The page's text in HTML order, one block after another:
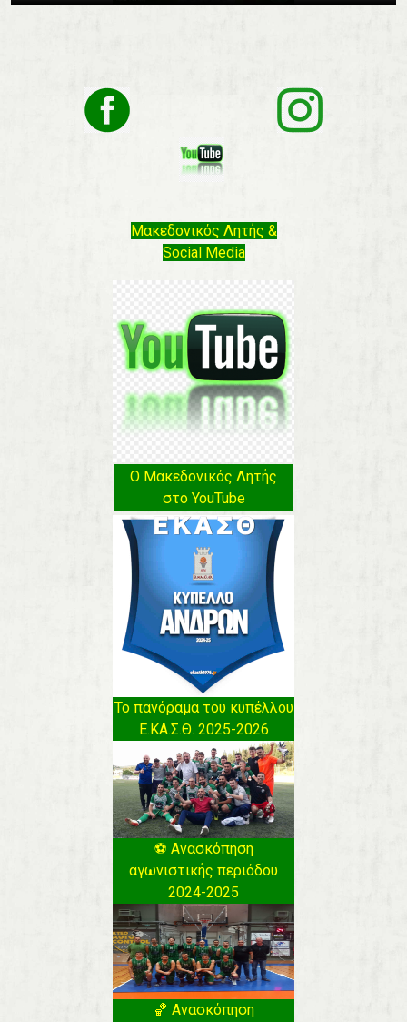
Μακεδονικός Λητής &
Social Media
Ο Μακεδονικός Λητής
στο YouTube
Το πανόραμα του κυπέλλου
Ε.ΚΑ.Σ.Θ. 2025-2026
⚽️ Ανασκόπηση
αγωνιστικής περιόδου
2024-2025
🏀 Ανασκόπηση